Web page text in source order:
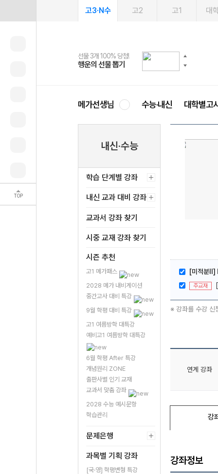
TOP
고3·N수 고2 고1 대
선물 3개 100% 당첨!
행운의 선물 뽑기
선물 100% 증정!
메가스터디 X 올리브
여름방학 스터디 캐시백
메가런 썸머스쿨
2027 러셀 단과
강사 공개선발
스마트러닝앱
설문 EVENT
메가패스
3일 무료 체험권
메가패스 수강생 무료혜택!
메가클럽 멤버십
사회공헌 캠페인
희망이룸 메가나눔
메가선생님 수능·내신 대학별고
내신·수능
학습 단계별 강좌
내신 교과 대비 강좌
교과서 강좌 찾기
시중 교재 강좌 찾기
시즌 추천
고1 메가패스
2028 메가 내비게이션
중간고사 대비 특강
9월 학평 대비 특강
고1 여름방학 대특강
예비고1 여름방학 대특강
6월 학평 After 특강
개념원리 ZONE
출판사별 인기 교재
교과서 맞춤 강좌
2028 수능 예시문항
학습관리
문제은행
과목별 기획 강좌
[국·영] 학평변형 특강
[미적분ll]
주교재
※ 강좌를 수강 신
연계 강좌
강
강좌정보